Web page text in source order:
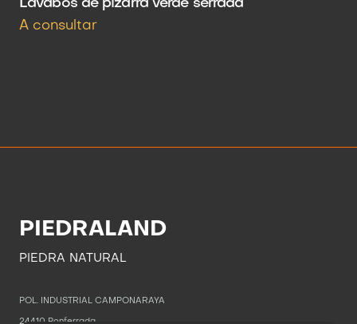
Lavabos de pizarra verde serrada
A consultar
PIEDRALAND
PIEDRA NATURAL
POL. INDUSTRIAL CAMPONARAYA
24410 Ponferrada